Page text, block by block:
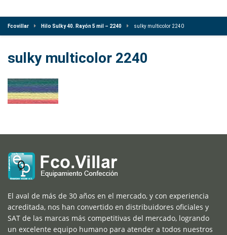
Fcovillar Hilo Sulky 40. Rayón 5 mil – 2240 sulky multicolor 2240
sulky multicolor 2240
El aval de más de 30 años en el mercado, y con experiencia
acreditada, nos han convertido en distribuidores oficiales y
SAT de las marcas más competitivas del mercado, logrando
un excelente equipo humano para atender a todos nuestros